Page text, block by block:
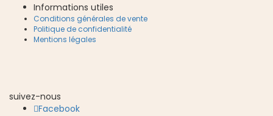
Informations utiles
Conditions générales de vente
Politique de confidentialité
Mentions légales
suivez-nous
Facebook